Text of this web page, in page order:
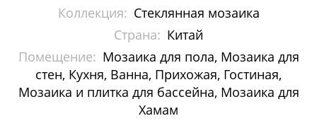
Керамогранит
Металлическая мозаика
Мозаика стеклянная с камнем
Коллекция: Стеклянная мозаика
Страна: Китай
Помещение: Мозаика для пола, Мозаика для
стен, Кухня, Ванна, Прихожая, Гостиная,
Мозаика и плитка для бассейна, Мозаика для
Хамам